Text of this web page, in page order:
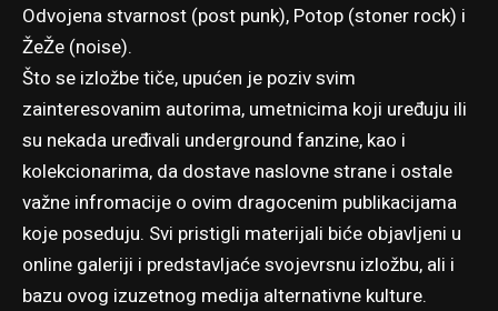
Odvojena stvarnost (post punk), Potop (stoner rock) i
ŽeŽe (noise).
Što se izložbe tiče, upućen je poziv svim
zainteresovanim autorima, umetnicima koji uređuju ili
su nekada uređivali underground fanzine, kao i
kolekcionarima, da dostave naslovne strane i ostale
važne infromacije o ovim dragocenim publikacijama
koje poseduju. Svi pristigli materijali biće objavljeni u
online galeriji i predstavljaće svojevrsnu izložbu, ali i
bazu ovog izuzetnog medija alternativne kulture.